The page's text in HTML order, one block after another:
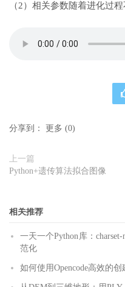
（2）相关参数随着进化过程
分享到： 更多 (0)
上一篇
Python+遗传算法拟合图像
相关推荐
一天一个Python库：
范化
如何使用Opencode高效的